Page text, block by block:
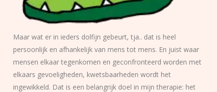
Maar wat er in ieders dolfijn gebeurt, tja.. dat is heel
persoonlijk en afhankelijk van mens tot mens. En juist waar
mensen elkaar tegenkomen en geconfronteerd worden met
elkaars gevoeligheden, kwetsbaarheden wordt het
ingewikkeld. Dat is een belangrijk doel in mijn therapie: het